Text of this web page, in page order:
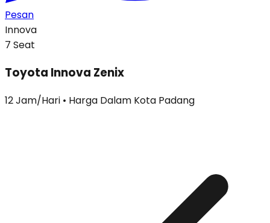
Pesan
Innova
7 Seat
Toyota Innova Zenix
12 Jam/Hari • Harga Dalam Kota Padang